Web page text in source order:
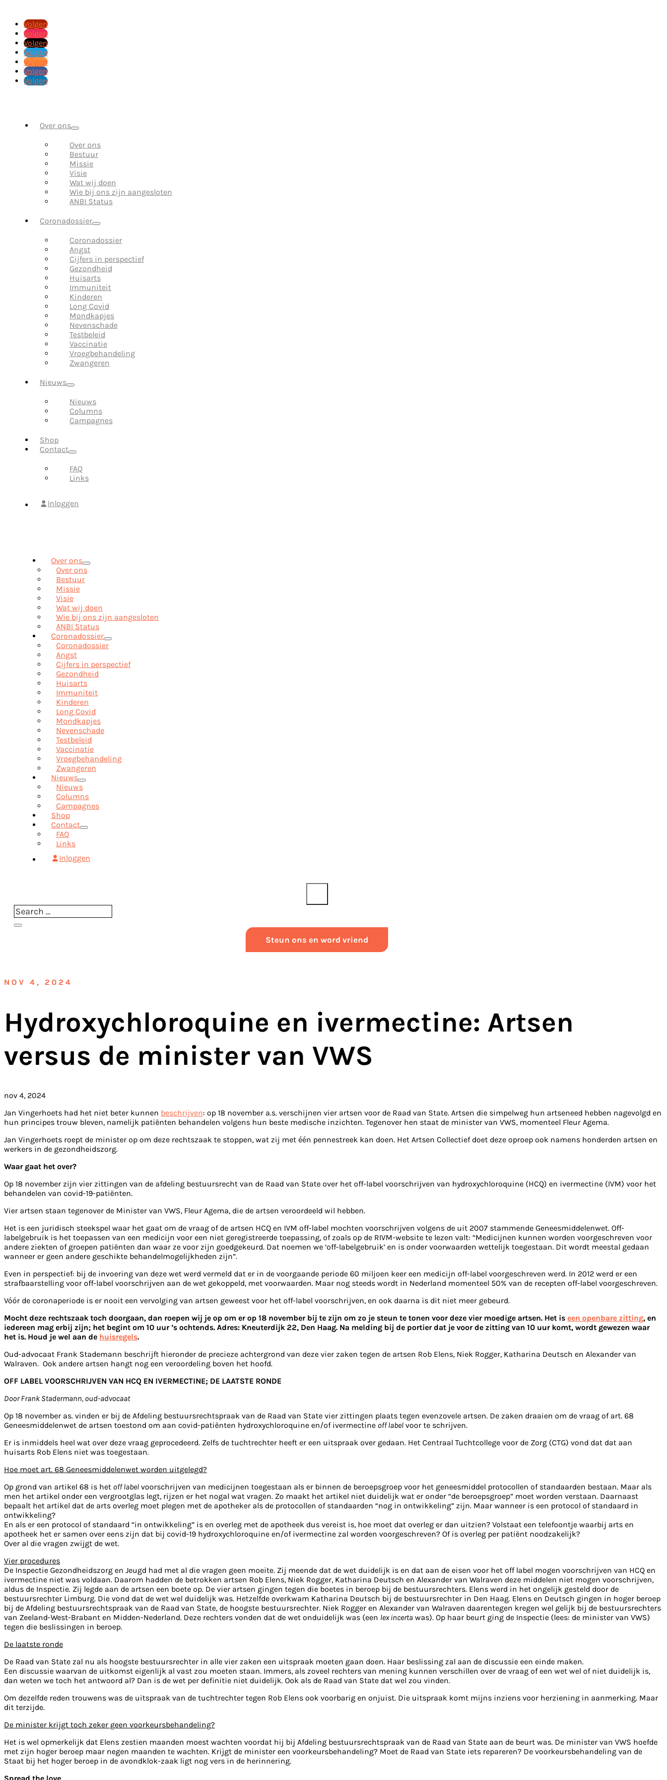
Volgen
Volgen
Volgen
Volgen
Volgen
Volgen
Volgen
Over ons
Over ons
Bestuur
Missie
Visie
Wat wij doen
Wie bij ons zijn aangesloten
ANBI Status
Coronadossier
Coronadossier
Angst
Cijfers in perspectief
Gezondheid
Huisarts
Immuniteit
Kinderen
Long Covid
Mondkapjes
Nevenschade
Testbeleid
Vaccinatie
Vroegbehandeling
Zwangeren
Nieuws
Nieuws
Columns
Campagnes
Shop
Contact
FAQ
Links
Inloggen
Over ons
Over ons
Bestuur
Missie
Visie
Wat wij doen
Wie bij ons zijn aangesloten
ANBI Status
Coronadossier
Coronadossier
Angst
Cijfers in perspectief
Gezondheid
Huisarts
Immuniteit
Kinderen
Long Covid
Mondkapjes
Nevenschade
Testbeleid
Vaccinatie
Vroegbehandeling
Zwangeren
Nieuws
Nieuws
Columns
Campagnes
Shop
Contact
FAQ
Links
Inloggen
Steun ons en word vriend
NOV 4, 2024
Hydroxychloroquine en ivermectine: Artsen
versus de minister van VWS
nov 4, 2024
Jan Vingerhoets had het niet beter kunnen beschrijven: op 18 november a.s. verschijnen vier artsen voor de Raad van State. Artsen die simpelweg hun artseneed hebben nagevolgd en
hun principes trouw bleven, namelijk patiënten behandelen volgens hun beste medische inzichten. Tegenover hen staat de minister van VWS, momenteel Fleur Agema.
Jan Vingerhoets roept de minister op om deze rechtszaak te stoppen, wat zij met één pennestreek kan doen. Het Artsen Collectief doet deze oproep ook namens honderden artsen en
werkers in de gezondheidszorg.
Waar gaat het over?
Op 18 november zijn vier zittingen van de afdeling bestuursrecht van de Raad van State over het off-label voorschrijven van hydroxychloroquine (HCQ) en ivermectine (IVM) voor het
behandelen van covid-19-patiënten.
Vier artsen staan tegenover de Minister van VWS, Fleur Agema, die de artsen veroordeeld wil hebben.
Het is een juridisch steekspel waar het gaat om de vraag of de artsen HCQ en IVM off-label mochten voorschrijven volgens de uit 2007 stammende Geneesmiddelenwet. Off-
labelgebruik is het toepassen van een medicijn voor een niet geregistreerde toepassing, of zoals op de RIVM-website te lezen valt: “Medicijnen kunnen worden voorgeschreven voor
andere ziekten of groepen patiënten dan waar ze voor zijn goedgekeurd. Dat noemen we ‘off-labelgebruik’ en is onder voorwaarden wettelijk toegestaan. Dit wordt meestal gedaan
wanneer er geen andere geschikte behandelmogelijkheden zijn”.
Even in perspectief: bij de invoering van deze wet werd vermeld dat er in de voorgaande periode 60 miljoen keer een medicijn off-label voorgeschreven werd. In 2012 werd er een
strafbaarstelling voor off-label voorschrijven aan de wet gekoppeld, met voorwaarden. Maar nog steeds wordt in Nederland momenteel 50% van de recepten off-label voorgeschreven.
Vóór de coronaperiode is er nooit een vervolging van artsen geweest voor het off-label voorschrijven, en ook daarna is dit niet meer gebeurd.
Mocht deze rechtszaak toch doorgaan, dan roepen wij je op om er op 18 november bij te zijn om zo je steun te tonen voor deze vier moedige artsen. Het is een openbare zitting, en
iedereen mag erbij zijn; het begint om 10 uur ’s ochtends. Adres: Kneuterdijk 22, Den Haag. Na melding bij de portier dat je voor de zitting van 10 uur komt, wordt gewezen waar
het is. Houd je wel aan de huisregels.
Oud-advocaat Frank Stademann beschrijft hieronder de precieze achtergrond van deze vier zaken tegen de artsen Rob Elens, Niek Rogger, Katharina Deutsch en Alexander van
Walraven. Ook andere artsen hangt nog een veroordeling boven het hoofd.
OFF LABEL VOORSCHRIJVEN VAN HCQ EN IVERMECTINE; DE LAATSTE RONDE
Door Frank Stadermann, oud-advocaat
Op 18 november as. vinden er bij de Afdeling bestuursrechtspraak van de Raad van State vier zittingen plaats tegen evenzovele artsen. De zaken draaien om de vraag of art. 68
Geneesmiddelenwet de artsen toestond om aan covid-patiënten hydroxychloroquine en/of ivermectine off label voor te schrijven.
Er is inmiddels heel wat over deze vraag geprocedeerd. Zelfs de tuchtrechter heeft er een uitspraak over gedaan. Het Centraal Tuchtcollege voor de Zorg (CTG) vond dat dat aan
huisarts Rob Elens niet was toegestaan.
Hoe moet art. 68 Geneesmiddelenwet worden uitgelegd?
Op grond van artikel 68 is het off label voorschrijven van medicijnen toegestaan als er binnen de beroepsgroep voor het geneesmiddel protocollen of standaarden bestaan. Maar als
men het artikel onder een vergrootglas legt, rijzen er het nogal wat vragen. Zo maakt het artikel niet duidelijk wat er onder “de beroepsgroep” moet worden verstaan. Daarnaast
bepaalt het artikel dat de arts overleg moet plegen met de apotheker als de protocollen of standaarden “nog in ontwikkeling” zijn. Maar wanneer is een protocol of standaard in
ontwikkeling?
En als er een protocol of standaard “in ontwikkeling” is en overleg met de apotheek dus vereist is, hoe moet dat overleg er dan uitzien? Volstaat een telefoontje waarbij arts en
apotheek het er samen over eens zijn dat bij covid-19 hydroxychloroquine en/of ivermectine zal worden voorgeschreven? Of is overleg per patiënt noodzakelijk?
Over al die vragen zwijgt de wet.
Vier procedures
De Inspectie Gezondheidszorg en Jeugd had met al die vragen geen moeite. Zij meende dat de wet duidelijk is en dat aan de eisen voor het off label mogen voorschrijven van HCQ en
ivermectine niet was voldaan. Daarom hadden de betrokken artsen Rob Elens, Niek Rogger, Katharina Deutsch en Alexander van Walraven deze middelen niet mogen voorschrijven,
aldus de Inspectie. Zij legde aan de artsen een boete op. De vier artsen gingen tegen die boetes in beroep bij de bestuursrechters. Elens werd in het ongelijk gesteld door de
bestuursrechter Limburg. Die vond dat de wet wel duidelijk was. Hetzelfde overkwam Katharina Deutsch bij de bestuursrechter in Den Haag. Elens en Deutsch gingen in hoger beroep
bij de Afdeling bestuursrechtspraak van de Raad van State, de hoogste bestuursrechter. Niek Rogger en Alexander van Walraven daarentegen kregen wel gelijk bij de bestuursrechters
van Zeeland-West-Brabant en Midden-Nederland. Deze rechters vonden dat de wet onduidelijk was (een lex incerta was). Op haar beurt ging de Inspectie (lees: de minister van VWS)
tegen die beslissingen in beroep.
De laatste ronde
De Raad van State zal nu als hoogste bestuursrechter in alle vier zaken een uitspraak moeten gaan doen. Haar beslissing zal aan de discussie een einde maken.
Een discussie waarvan de uitkomst eigenlijk al vast zou moeten staan. Immers, als zoveel rechters van mening kunnen verschillen over de vraag of een wet wel of niet duidelijk is,
dan weten we toch het antwoord al? Dan is de wet per definitie niet duidelijk. Ook als de Raad van State dat wel zou vinden.
Om dezelfde reden trouwens was de uitspraak van de tuchtrechter tegen Rob Elens ook voorbarig en onjuist. Die uitspraak komt mijns inziens voor herziening in aanmerking. Maar
dit terzijde.
De minister krijgt toch zeker geen voorkeursbehandeling?
Het is wel opmerkelijk dat Elens zestien maanden moest wachten voordat hij bij Afdeling bestuursrechtspraak van de Raad van State aan de beurt was. De minister van VWS hoefde
met zijn hoger beroep maar negen maanden te wachten. Krijgt de minister een voorkeursbehandeling? Moet de Raad van State iets repareren? De voorkeursbehandeling van de
Staat bij het hoger beroep in de avondklok-zaak ligt nog vers in de herinnering.